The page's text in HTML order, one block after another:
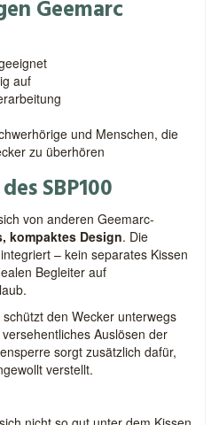
Geemarc
auf
und Menschen, die
zu überhören
SBP100
von anderen Geemarc-
kompaktes Design. Die
– kein separates Kissen
Begleiter auf
schützt den Wecker unterwegs
Auslösen der
sorgt zusätzlich dafür,
verstellt.